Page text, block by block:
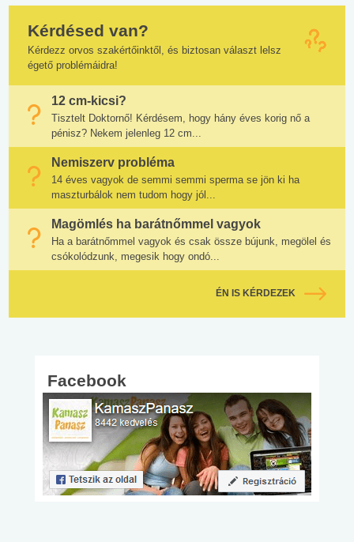
Kérdésed van?
Kérdezz orvos szakértőinktől, és biztosan választ lelsz
égető problémáidra!
12 cm-kicsi?
Tisztelt Doktornő! Kérdésem, hogy hány éves korig nő a
pénisz? Nekem jelenleg 12 cm...
Nemiszerv probléma
14 éves vagyok de semmi semmi sperma se jön ki ha
maszturbálok nem tudom hogy jól...
Magömlés ha barátnőmmel vagyok
Ha a barátnőmmel vagyok és csak össze bújunk, megölel és
csókolódzunk, megesik hogy ondó...
ÉN IS KÉRDEZEK
Facebook